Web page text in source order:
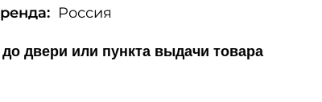
Россия
двери или пункта выдачи товара